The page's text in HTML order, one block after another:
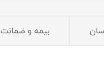
بیمه و ضمانت